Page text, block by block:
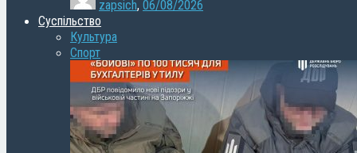
zapsich, 06/08/2026
Суспільство
Культура
Спорт